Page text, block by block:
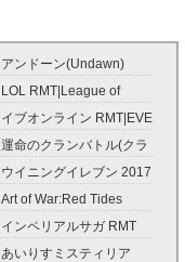
アンドーン(Undawn)
RMT
LOL RMT|League of
Legends RMT
イブオンライン RMT|EVE
RMT
運命のクランバトル(クラ
バト) RMT
ウイニングイレブン 2017
RMT|Winning Eleven
2017 RMT
Art of War:Red Tides
RMT
インペリアルサガ RMT
あいりすミスティリア